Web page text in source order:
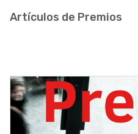
de
la
navegación
Artículos de Premios